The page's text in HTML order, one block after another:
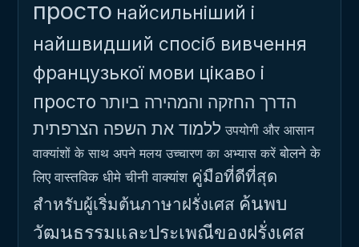
просто найсильніший і
найшвидший спосіб вивчення
французької мови цікаво і
просто הדרך החזקה והמהירה ביותר
ללמוד את השפה הצרפתית उपयोगी और आसान
वाक्यांशों के साथ अपने मलय उच्चारण का अभ्यास करें बोलने के
लिए वास्तविक धीमे चीनी वाक्यांश คู่มือที่ดีที่สุด
สำหรับผู้เริ่มต้นภาษาฝรั่งเศส ค้นพบ
วัฒนธรรมและประเพณีของฝรั่งเศส